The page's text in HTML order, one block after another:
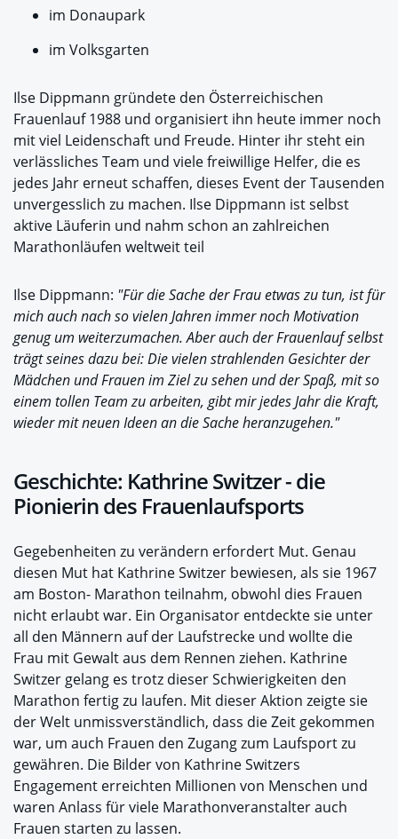
im Donaupark
im Volksgarten
Ilse Dippmann gründete den Österreichischen
Frauenlauf 1988 und organisiert ihn heute immer noch
mit viel Leidenschaft und Freude. Hinter ihr steht ein
verlässliches Team und viele freiwillige Helfer, die es
jedes Jahr erneut schaffen, dieses Event der Tausenden
unvergesslich zu machen. Ilse Dippmann ist selbst
aktive Läuferin und nahm schon an zahlreichen
Marathonläufen weltweit teil
Ilse Dippmann: "Für die Sache der Frau etwas zu tun, ist für
mich auch nach so vielen Jahren immer noch Motivation
genug um weiterzumachen. Aber auch der Frauenlauf selbst
trägt seines dazu bei: Die vielen strahlenden Gesichter der
Mädchen und Frauen im Ziel zu sehen und der Spaß, mit so
einem tollen Team zu arbeiten, gibt mir jedes Jahr die Kraft,
wieder mit neuen Ideen an die Sache heranzugehen."
Geschichte: Kathrine Switzer - die
Pionierin des Frauenlaufsports
Gegebenheiten zu verändern erfordert Mut. Genau
diesen Mut hat Kathrine Switzer bewiesen, als sie 1967
am Boston- Marathon teilnahm, obwohl dies Frauen
nicht erlaubt war. Ein Organisator entdeckte sie unter
all den Männern auf der Laufstrecke und wollte die
Frau mit Gewalt aus dem Rennen ziehen. Kathrine
Switzer gelang es trotz dieser Schwierigkeiten den
Marathon fertig zu laufen. Mit dieser Aktion zeigte sie
der Welt unmissverständlich, dass die Zeit gekommen
war, um auch Frauen den Zugang zum Laufsport zu
gewähren. Die Bilder von Kathrine Switzers
Engagement erreichten Millionen von Menschen und
waren Anlass für viele Marathonveranstalter auch
Frauen starten zu lassen.